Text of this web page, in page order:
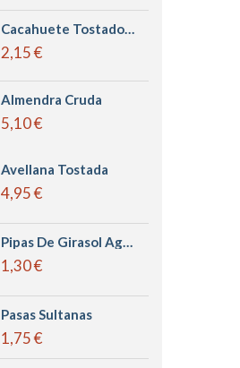
Cacahuete Tostado Sal
2,15 €
Almendra Cruda
5,10 €
Avellana Tostada
4,95 €
Pipas De Girasol Aguasal
1,30 €
Pasas Sultanas
1,75 €